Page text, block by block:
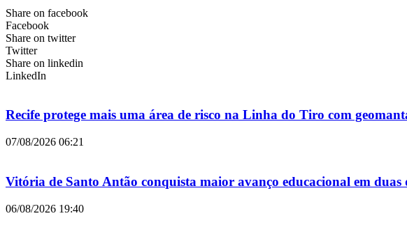
Share on facebook
Facebook
Share on twitter
Twitter
Share on linkedin
LinkedIn
Recife protege mais uma área de risco na Linha do Tiro com
07/08/2026 06:21
Vitória de Santo Antão conquista maior avanço educacional em duas
06/08/2026 19:40